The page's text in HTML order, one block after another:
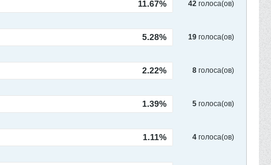
11.67% 42 голоса(ов)
5.28% 19 голоса(ов)
2.22% 8 голоса(ов)
1.39% 5 голоса(ов)
1.11% 4 голоса(ов)